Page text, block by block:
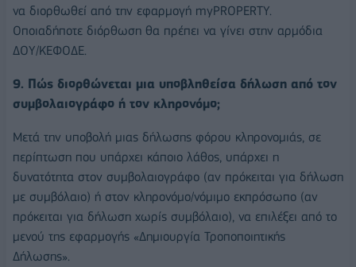
να διορθωθεί από την εφαρμογή myPROPERTY.
Οποιαδήποτε διόρθωση θα πρέπει να γίνει στην αρμόδια
ΔΟΥ/ΚΕΦΟΔΕ.
9. Πώς διορθώνεται μια υποβληθείσα δήλωση από τον
συμβολαιογράφο ή τον κληρονόμο;
Μετά την υποβολή μιας δήλωσης φόρου κληρονομιάς, σε
περίπτωση που υπάρχει κάποιο λάθος, υπάρχει η
δυνατότητα στον συμβολαιογράφο (αν πρόκειται για δήλωση
με συμβόλαιο) ή στον κληρονόμο/νόμιμο εκπρόσωπο (αν
πρόκειται για δήλωση χωρίς συμβόλαιο), να επιλέξει από το
μενού της εφαρμογής «Δημιουργία Τροποποιητικής
Δήλωσης».